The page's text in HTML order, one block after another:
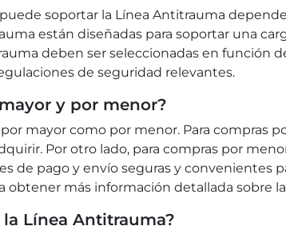
soportar la Línea Antitrauma
están diseñadas para soportar una
deben ser seleccionadas en función
de seguridad relevantes.
y por menor?
mayor como por menor. Para
Por otro lado, para compras por
de pago y envío seguras y convenientes
obtener más información detallada sobre
Línea Antitrauma?